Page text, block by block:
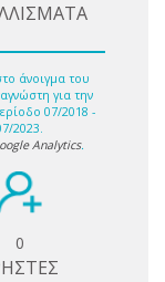
άνοιγμα του
για την
07/2018 -
2023.
Analytics.
0